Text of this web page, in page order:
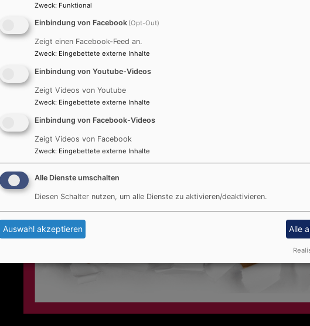
Zweck: Funktional
Einbindung von Facebook (Opt-Out)
Zeigt einen Facebook-Feed an.
Zweck: Eingebettete externe Inhalte
Einbindung von Youtube-Videos
Zeigt Videos von Youtube
Zweck: Eingebettete externe Inhalte
Einbindung von Facebook-Videos
Zeigt Videos von Facebook
Zweck: Eingebettete externe Inhalte
Alle Dienste umschalten
Diesen Schalter nutzen, um alle Dienste zu aktivieren/deaktivieren.
Auswahl akzeptieren Alle